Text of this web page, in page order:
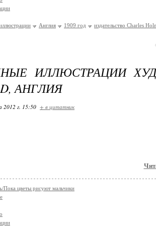
Англия 1909 год издательство Charles
ИЛЛЮСТРАЦИИ
АНГЛИЯ
2012 г. 15:50 + в цитатник
Пока цветы рисуют мальчики